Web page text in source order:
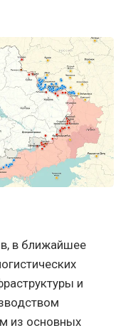
в ближайшее
и
из основных